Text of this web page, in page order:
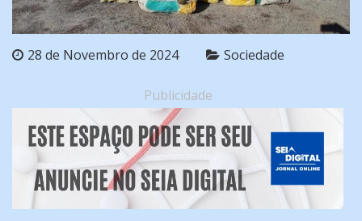
28 de Novembro de 2024 Sociedade
Publicidade